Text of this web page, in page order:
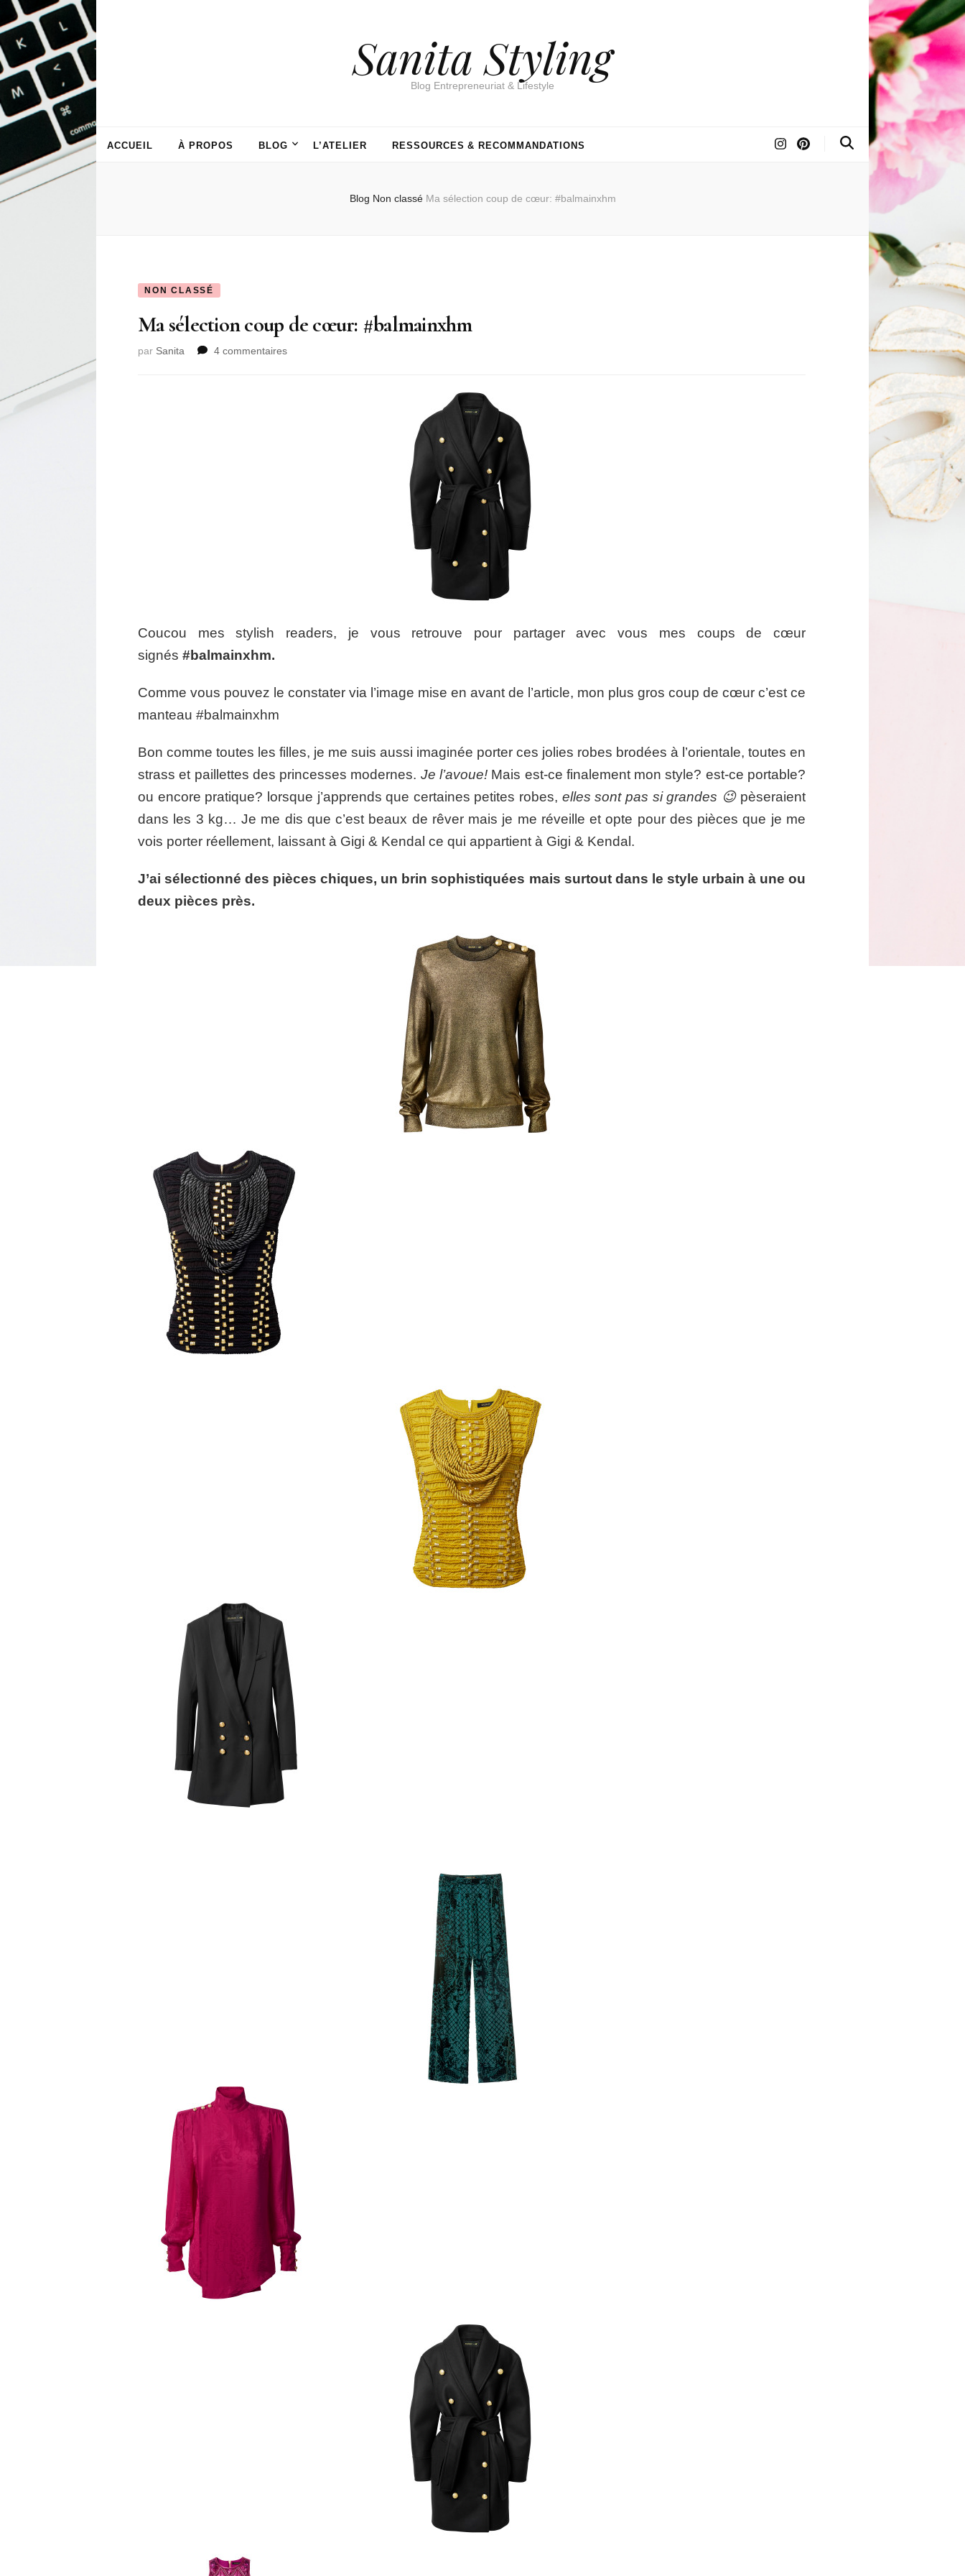
Sanita Styling
Blog Entrepreneuriat & Lifestyle
ACCUEIL À PROPOS BLOG L’ATELIER RESSOURCES & RECOMMANDATIONS
Blog Non classé Ma sélection coup de cœur: #balmainxhm
NON CLASSÉ
Ma sélection coup de cœur: #balmainxhm
par Sanita 4 commentairessur
Coucou mes stylish readers, je vous retrouve pour partager avec vous mes coups de cœur
signés #balmainxhm.
Comme vous pouvez le constater via l’image mise en avant de l’article, mon plus gros coup de cœur c’est ce
manteau #balmainxhm
Bon comme toutes les filles, je me suis aussi imaginée porter ces jolies robes brodées à l’orientale, toutes en
strass et paillettes des princesses modernes. Je l’avoue! Mais est-ce finalement mon style? est-ce portable?
ou encore pratique? lorsque j’apprends que certaines petites robes, elles sont pas si grandes 😉pèseraient
dans les 3 kg… Je me dis que c’est beaux de rêver mais je me réveille et opte pour des pièces que je me
vois porter réellement, laissant à Gigi & Kendal ce qui appartient à Gigi & Kendal.
J’ai sélectionné des pièces chiques, un brin sophistiquées mais surtout dans le style urbain à une ou
deux pièces près.